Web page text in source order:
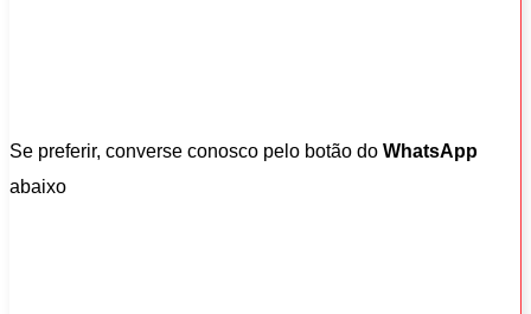
Se preferir, converse conosco pelo botão do WhatsApp
abaixo